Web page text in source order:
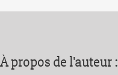
À propos de l'auteur :